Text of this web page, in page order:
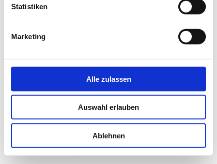
Statistiken
Marketing
Alle zulassen
Auswahl erlauben
Ablehnen
Kontakt
Druckversion| Sitemap
Login